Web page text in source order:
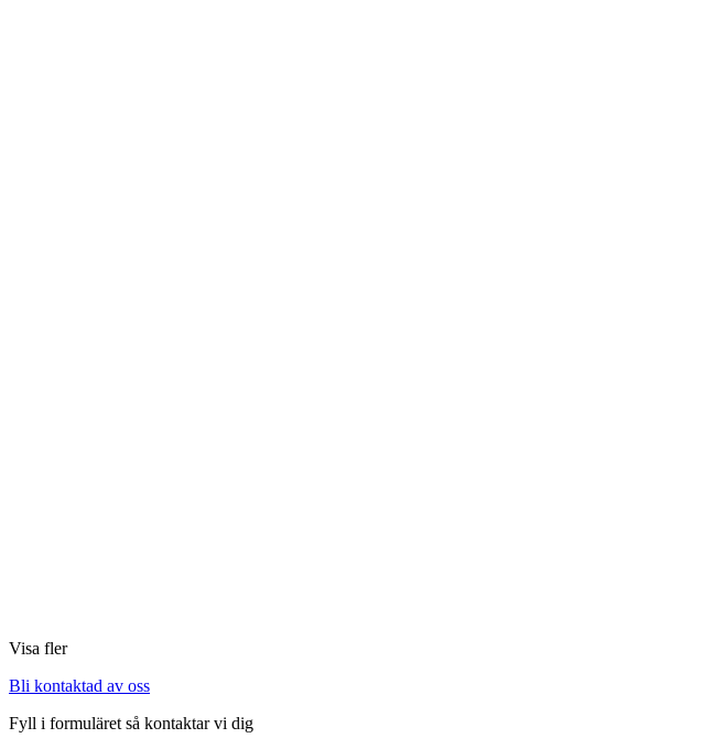
Visa fler
Bli kontaktad av oss
Fyll i formuläret så kontaktar vi dig